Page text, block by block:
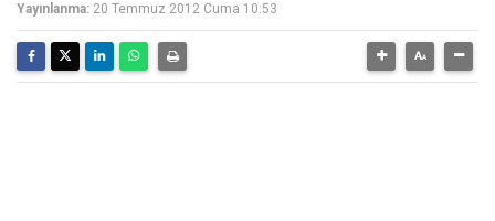
Yayınlanma: 20 Temmuz 2012 Cuma 10:53